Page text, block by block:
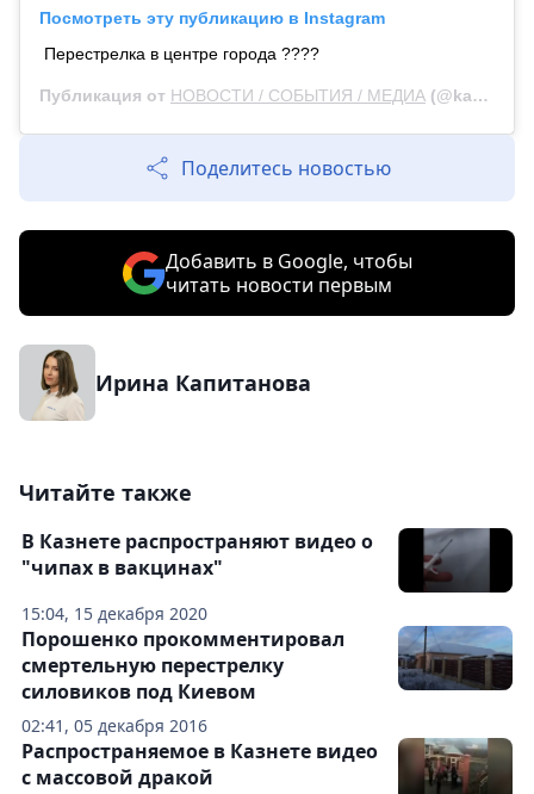
Посмотреть эту публикацию в Instagram
Перестрелка в центре города ????
Публикация от НОВОСТИ / СОБЫТИЯ / МЕДИА (@kaz.media)
Поделитесь новостью
Добавить в Google, чтобы
читать новости первым
Ирина Капитанова
Читайте также
15:04, 15 декабря 2020
В Казнете распространяют видео о
"чипах в вакцинах"
02:41, 05 декабря 2016
Порошенко прокомментировал
смертельную перестрелку
силовиков под Киевом
Распространяемое в Казнете видео
с массовой дракой